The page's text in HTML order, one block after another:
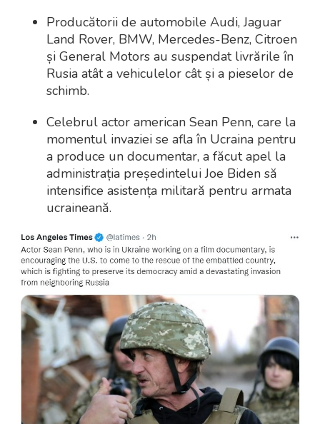
Producătorii de automobile Audi, Jaguar
Land Rover, BMW, Mercedes-Benz, Citroen
și General Motors au suspendat livrările în
Rusia atât a vehiculelor cât și a pieselor de
schimb.
Celebrul actor american Sean Penn, care la
momentul invaziei se afla în Ucraina pentru
a produce un documentar, a făcut apel la
administrația președintelui Joe Biden să
intensifice asistența militară pentru armata
ucraineană.